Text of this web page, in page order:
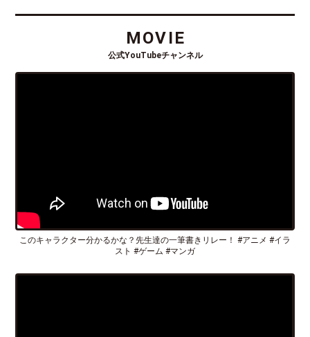
MOVIE
公式YouTubeチャンネル
このキャラクター分かるかな？先生達の一筆書きリレー！ #アニメ #イラ
スト #ゲーム #マンガ